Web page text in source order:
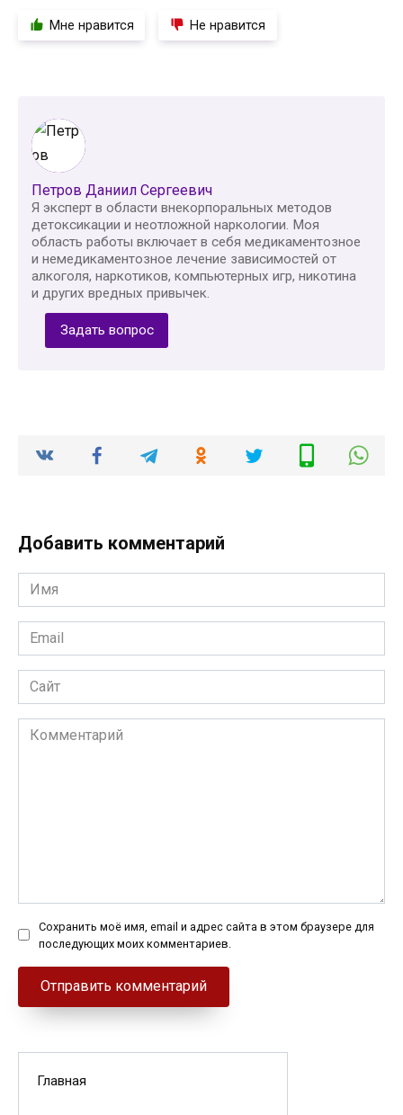
Мне нравится Не нравится
Петров Даниил Сергеевич
Я эксперт в области внекорпоральных методов
детоксикации и неотложной наркологии. Моя
область работы включает в себя медикаментозное
и немедикаментозное лечение зависимостей от
алкоголя, наркотиков, компьютерных игр, никотина
и других вредных привычек.
Задать вопрос
Добавить комментарий
Имя
*
Email
*
Сайт
Комментарий
Сохранить моё имя, email и адрес сайта в этом браузере для
последующих моих комментариев.
Главная